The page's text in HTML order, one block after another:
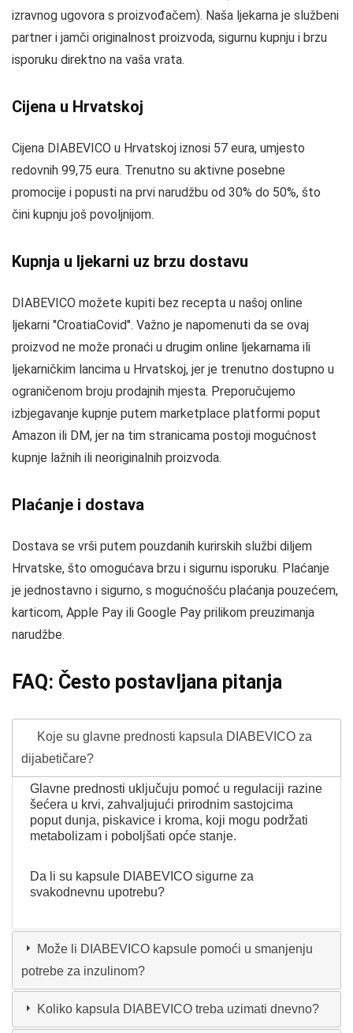
izravnog ugovora s proizvođačem). Naša ljekarna je službeni
partner i jamči originalnost proizvoda, sigurnu kupnju i brzu
isporuku direktno na vaša vrata.
Cijena u Hrvatskoj
Cijena DIABEVICO u Hrvatskoj iznosi 57 eura, umjesto
redovnih 99,75 eura. Trenutno su aktivne posebne
promocije i popusti na prvi narudžbu od 30% do 50%, što
čini kupnju još povoljnijom.
Kupnja u ljekarni uz brzu dostavu
DIABEVICO možete kupiti bez recepta u našoj online
ljekarni "CroatiaCovid". Važno je napomenuti da se ovaj
proizvod ne može pronaći u drugim online ljekarnama ili
ljekarničkim lancima u Hrvatskoj, jer je trenutno dostupno u
ograničenom broju prodajnih mjesta. Preporučujemo
izbjegavanje kupnje putem marketplace platformi poput
Amazon ili DM, jer na tim stranicama postoji mogućnost
kupnje lažnih ili neoriginalnih proizvoda.
Plaćanje i dostava
Dostava se vrši putem pouzdanih kurirskih službi diljem
Hrvatske, što omogućava brzu i sigurnu isporuku. Plaćanje
je jednostavno i sigurno, s mogućnošću plaćanja pouzećem,
karticom, Apple Pay ili Google Pay prilikom preuzimanja
narudžbe.
FAQ: Često postavljana pitanja
Koje su glavne prednosti kapsula DIABEVICO za
dijabetičare?
Glavne prednosti uključuju pomoć u regulaciji razine
šećera u krvi, zahvaljujući prirodnim sastojcima
poput dunja, piskavice i kroma, koji mogu podržati
metabolizam i poboljšati opće stanje.
Da li su kapsule DIABEVICO sigurne za
svakodnevnu upotrebu?
Može li DIABEVICO kapsule pomoći u smanjenju
potrebe za inzulinom?
Koliko kapsula DIABEVICO treba uzimati dnevno?